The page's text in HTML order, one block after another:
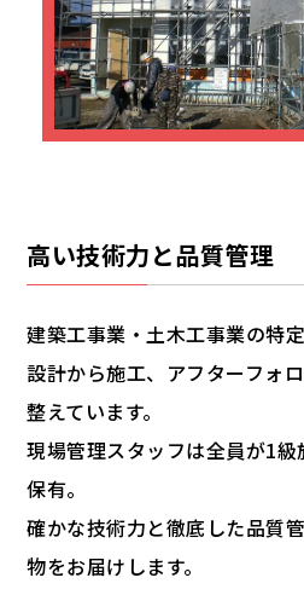
高い技術力と品質管理
建築工事業・土木工事業の特
設計から施工、アフターフォ
整えています。
現場管理スタッフは全員が1
保有。
確かな技術力と徹底した品質
物をお届けします。